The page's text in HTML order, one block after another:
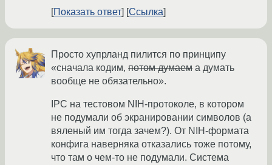
Показать ответ Ссылка
Просто хупрланд пилится по принципу
«сначала кодим, потом думаем а думать
вообще не обязательно».
IPC на тестовом NIH-протоколе, в котором
не подумали об экранировании символов (а
вяленый им тогда зачем?). От NIH-формата
конфига наверняка отказались тоже потому,
что там о чем-то не подумали. Система